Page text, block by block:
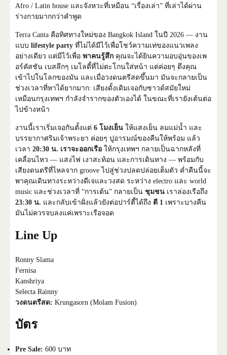
Afro / Latin house และจังหวะที่เหมือน “เรื่องเล่า” ที่เล่าได้ผ่าน
ร่างกายมากกว่าคำพูด
Terra Canta คือทิศทางใหม่ของ Bangkok Island ในปี 2026 — งาน
แบบ lifestyle party ที่ไม่ได้มีไว้เพื่อโชว์ความเท่ของแนวเพลง
อย่างเดียว แต่มีไว้เพื่อ พาคนรู้สึก คุณจะได้ยินความอบอุ่นของเพ
อร์คัสชัน เบสลึกๆ เมโลดี้ที่ไม่ตะโกนใส่หน้า แต่ค่อยๆ ดึงคุณ
เข้าไปในโลกของมัน และเมื่อวงดนตรีสดขึ้นมา มันจะกลายเป็น
ช่วงเวลาที่หาได้ยากมาก: เสียงดั้งเดิมเจอกับซาวด์สมัยใหม่
เหมือนกรุงเทพฯ กำลังจำรากของตัวเองได้ ในขณะที่เรายังเต้นต่อ
ไปข้างหน้า
งานนี้เราเริ่มเจอกันตั้งแต่ 6 โมงเย็น ให้แสงเย็น ลมแม่น้ำ และ
บรรยากาศริมเจ้าพระยา ค่อยๆ ปูอารมณ์ของคืนให้พร้อม แล้ว
เวลา 20:30 น. เราจะออกเรือ ให้กรุงเทพฯ กลายเป็นฉากหลังที่
เคลื่อนไหว — แสงไฟ เงาสะท้อน และการเดินทาง — พร้อมกับ
เสียงดนตรีที่ไหลจาก groove ไปสู่ช่วงปลดปล่อยเต็มตัว ค่ำคืนนี้จะ
พาคุณเดินทางระหว่างดีเจและวงสด ระหว่าง electro และ world
music และช่วงเวลาที่ “การเต้น” กลายเป็น ชุมชน เราล่องเรือถึง
23:30 น. และกลับเข้าฝั่งแล้วยังต่อปาร์ตี้ได้ถึง ตี 1 เพราะบางคืน
มันไม่ควรจบลงแค่เพราะเรือจอด
Line Up
Ronny Slama
Fernisa
Kanshriya
Selecta Rainny
วงดนตรีสด: Krungasorn (Molam Fusion)
บัตร
Pre Sale: 600 บาท